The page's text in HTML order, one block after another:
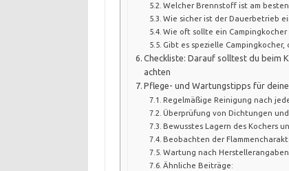
Welcher Brennstoff ist am
Wie sicher ist der Dauerbetrieb
Wie oft sollte ein
Gibt es spezielle
Checkliste: Darauf solltest du beim
achten
Pflege- und Wartungstipps für
Regelmäßige Reinigung nach
Überprüfung von Dichtungen
Bewusstes Lagern des Kochers
Beobachten der
Wartung nach
Ähnliche Beiträge: